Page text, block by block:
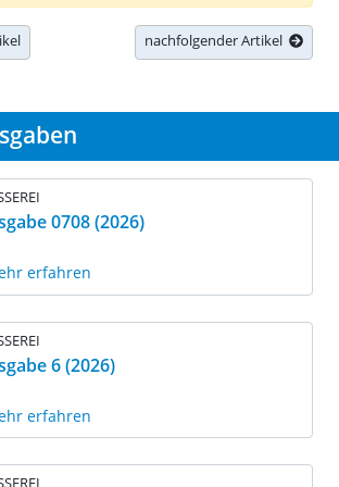
nachfolgender Artikel
0708 (2026)
erfahren
6 (2026)
erfahren